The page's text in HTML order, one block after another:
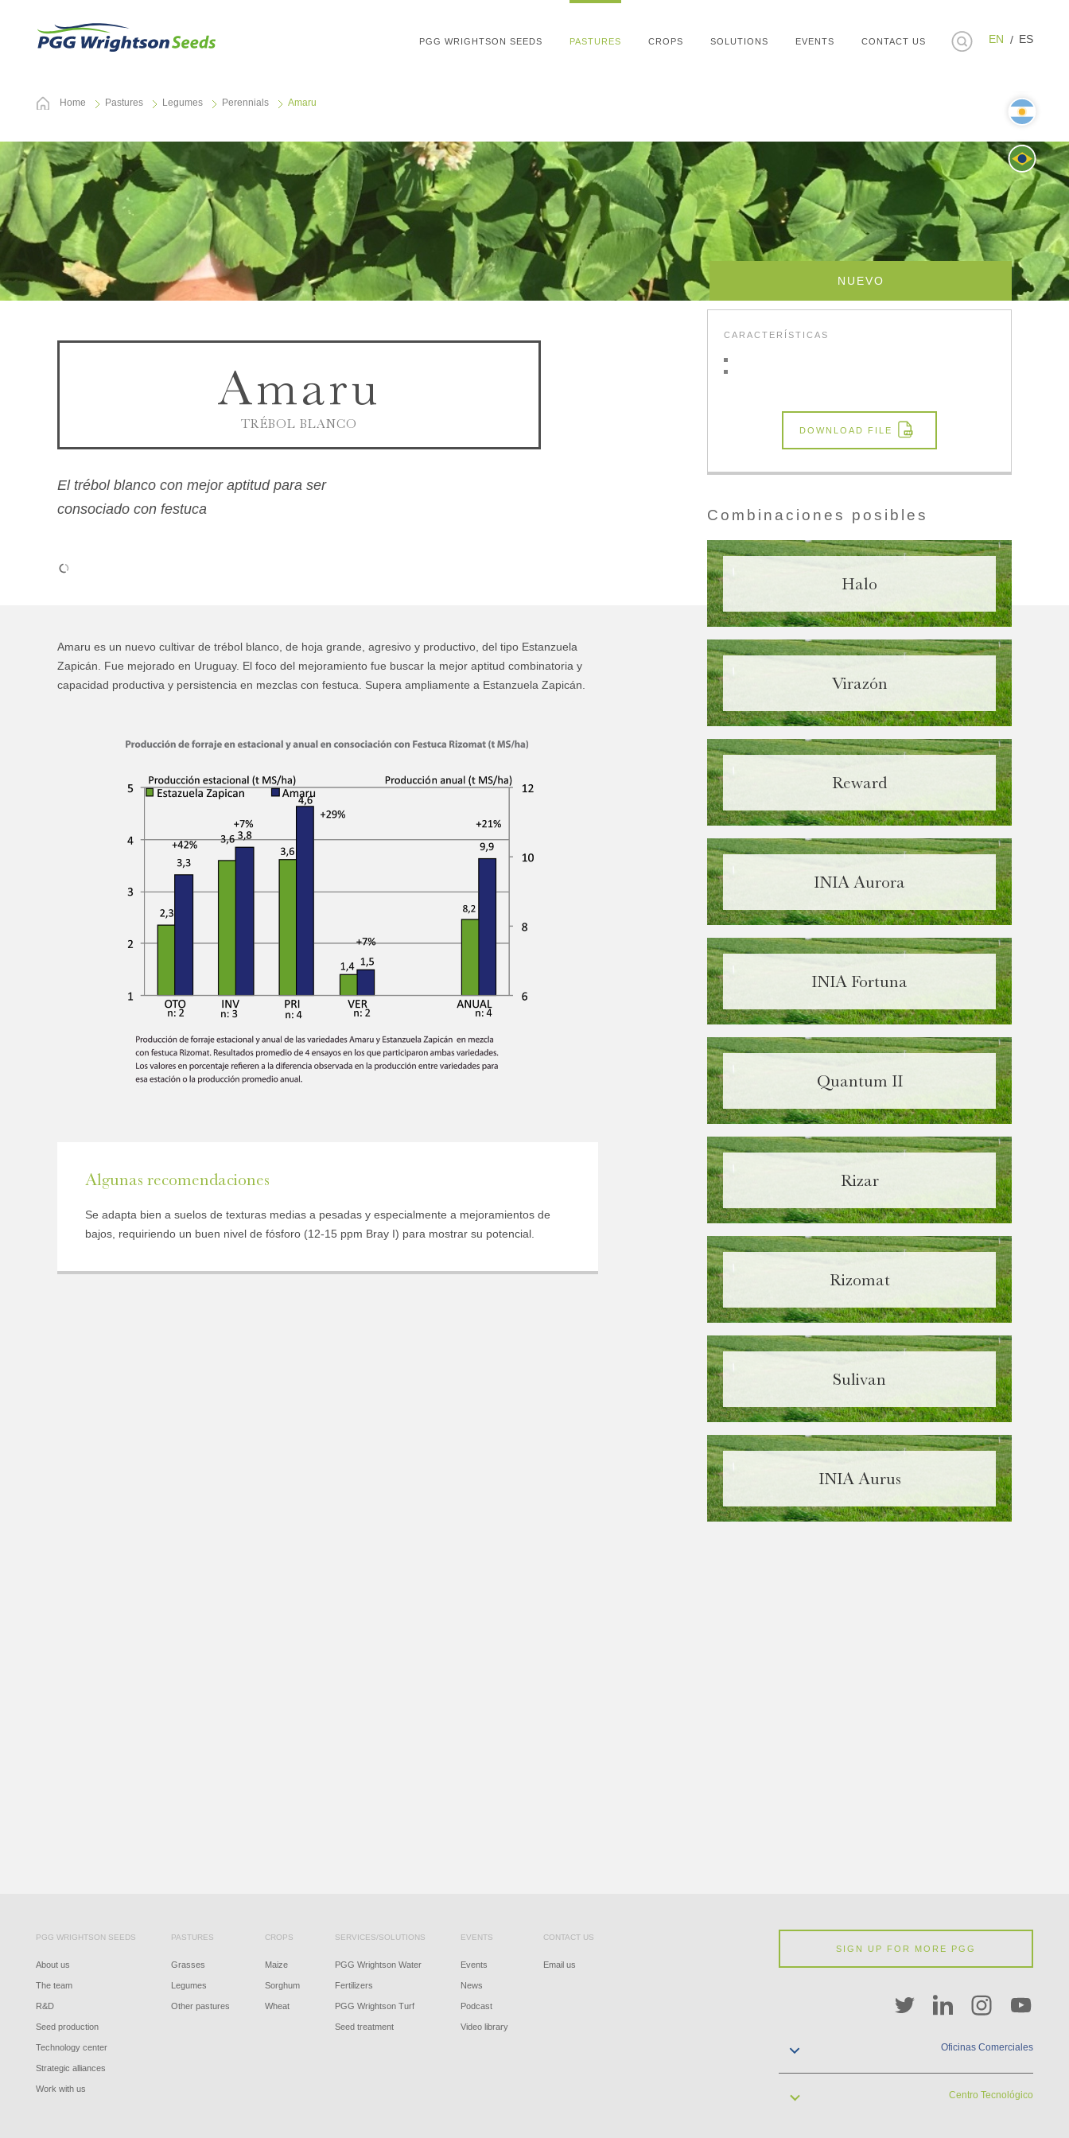
EN ES
PGG WRIGHTSON SEEDS PASTURES CROPS SOLUTIONS EVENTS CONTACT US
Home Pastures Legumes Perennials Amaru
NUEVO
Amaru
TRÉBOL BLANCO
El trébol blanco con mejor aptitud para ser
consociado con festuca
CARACTERÍSTICAS
DOWNLOAD FILE
Combinaciones posibles
Halo
Virazón
Reward
INIA Aurora
INIA Fortuna
Quantum II
Rizar
Rizomat
Sulivan
INIA Aurus
Amaru es un nuevo cultivar de trébol blanco, de hoja grande, agresivo y productivo, del tipo Estanzuela
Zapicán. Fue mejorado en Uruguay. El foco del mejoramiento fue buscar la mejor aptitud combinatoria y
capacidad productiva y persistencia en mezclas con festuca. Supera ampliamente a Estanzuela Zapicán.
Algunas recomendaciones
Se adapta bien a suelos de texturas medias a pesadas y especialmente a mejoramientos de
bajos, requiriendo un buen nivel de fósforo (12-15 ppm Bray I) para mostrar su potencial.
PGG WRIGHTSON SEEDS
About us
The team
R&D
Seed production
Technology center
Strategic alliances
Work with us
PASTURES
Grasses
Legumes
Other pastures
CROPS
Maize
Sorghum
Wheat
SERVICES/SOLUTIONS
PGG Wrightson Water
Fertilizers
PGG Wrightson Turf
Seed treatment
EVENTS
Events
News
Podcast
Video library
CONTACT US
Email us
SIGN UP FOR MORE PGG
Oficinas Comerciales
+598 2929 2900
Centro Tecnológico
Enter your information in order to download file.
Area Code: Required Required
Required